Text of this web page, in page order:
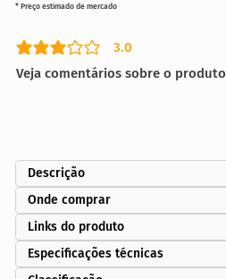
3.0
classificação média é 3 de 5
Veja comentários sobre o produto
* Preço estimado de mercado
Descrição
Onde comprar
Links do produto
Especificações técnicas